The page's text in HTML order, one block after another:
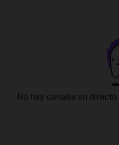
No hay canales en directo